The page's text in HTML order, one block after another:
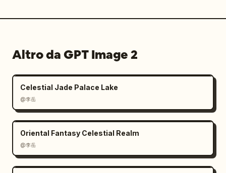
Altro da GPT Image 2
Celestial Jade Palace Lake
@李岳
Oriental Fantasy Celestial Realm
@李岳